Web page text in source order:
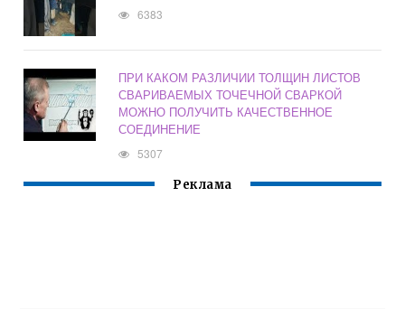
6383
ПРИ КАКОМ РАЗЛИЧИИ ТОЛЩИН ЛИСТОВ
СВАРИВАЕМЫХ ТОЧЕЧНОЙ СВАРКОЙ
МОЖНО ПОЛУЧИТЬ КАЧЕСТВЕННОЕ
СОЕДИНЕНИЕ
5307
Реклама